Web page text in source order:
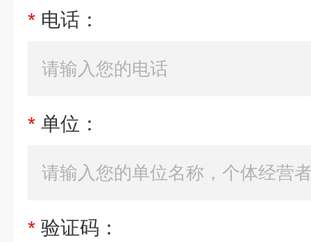
* 电话：
* 单位：
* 验证码：